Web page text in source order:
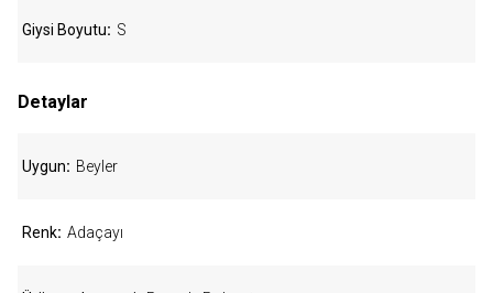
Giysi Boyutu S
Detaylar
Uygun Beyler
Renk Adaçayı